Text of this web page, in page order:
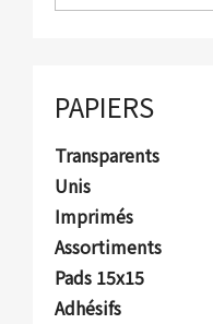
PAPIERS
Transparents
Unis
Imprimés
Assortiments
Pads 15x15
Adhésifs